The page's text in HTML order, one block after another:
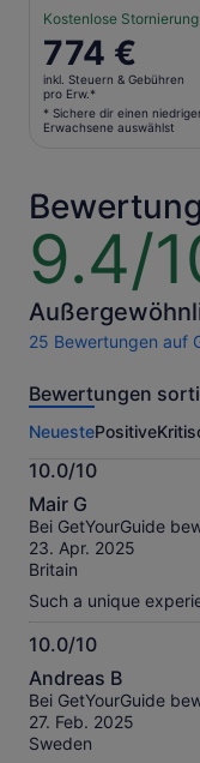
Kostenlose
Der
Preis
beträgt
774 €
* Sichere
dir
einen
niedrigeren
Preis,
indem
du
auswählst
774 €
inkl. Steuern & Gebühren
pro Erw.*
* Sichere dir einen
Erwachsene auswählst
9.4/
9.4
von
10
25 Bewertungen auf
25
dieser
Weitere
Informationen
zu
unseren
geprüften
Bewertungen.
Bewertungen
NeuestePositive
10.0/10
10.0
von
10
Mair G
Bei GetYourGuide
23. Apr. 2025
Britain
Such a unique
10.0/10
10.0
von
10
Andreas B
Bei GetYourGuide
27. Feb. 2025
Sweden